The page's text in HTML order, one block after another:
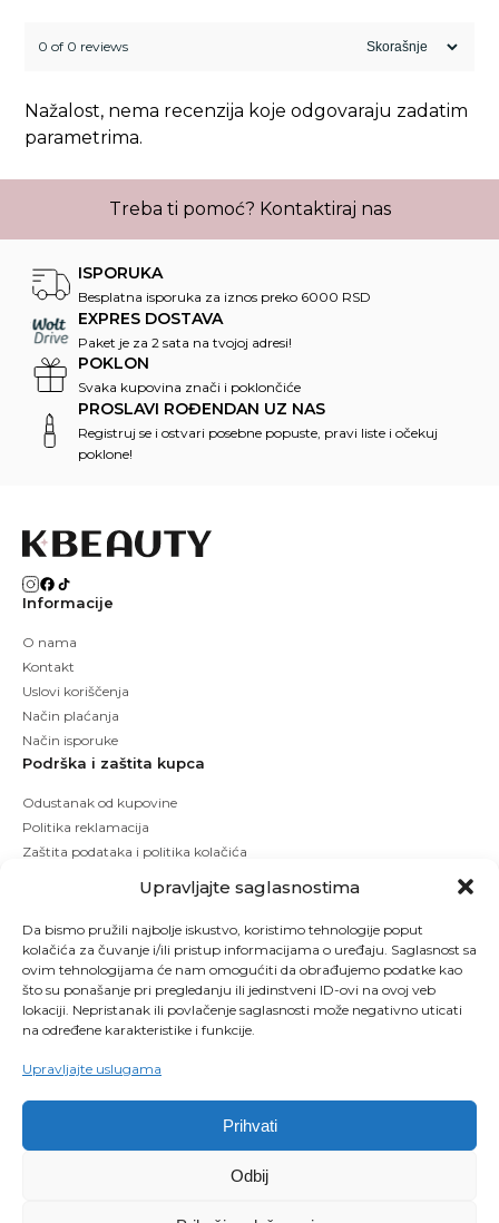
Upravljajte saglasnostima
Da bismo pružili najbolje iskustvo, koristimo tehnologije poput
kolačića za čuvanje i/ili pristup informacijama o uređaju. Saglasnost sa
ovim tehnologijama će nam omogućiti da obrađujemo podatke kao
što su ponašanje pri pregledanju ili jedinstveni ID-ovi na ovoj veb
lokaciji. Nepristanak ili povlačenje saglasnosti može negativno uticati
na određene karakteristike i funkcije.
Upravljajte uslugama
Prihvati
Odbij
0 of 0 reviews
Nažalost, nema recenzija koje odgovaraju zadatim
parametrima.
Treba ti pomoć? Kontaktiraj nas
ISPORUKA
Besplatna isporuka za iznos preko 6000 RSD
EXPRES DOSTAVA
Paket je za 2 sata na tvojoj adresi!
POKLON
Svaka kupovina znači i poklončiće
PROSLAVI ROĐENDAN UZ NAS
Registruj se i ostvari posebne popuste, pravi liste i očekuj
poklone!
Informacije
O nama
Kontakt
Uslovi koriščenja
Način plaćanja
Način isporuke
Podrška i zaštita kupca
Odustanak od kupovine
Politika reklamacija
Zaštita podataka i politika kolačića
Copyright © 2026 Kbeauty - Sva prava zadržana. Designed by Studio 53
Izrada sajtova